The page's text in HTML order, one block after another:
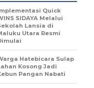
Quick
SIDAYA Melalui
Lansia di
Utara Resmi
Hatebicara Sulap
Kosong Jadi
Pangan Nabati